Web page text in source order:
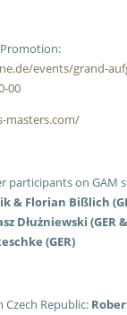
Promotion:
events/grand-
00
masters.com/
participants on GAM
& Florian Bißlich
Dłużniewski (GER
(GER)
Czech Republic: